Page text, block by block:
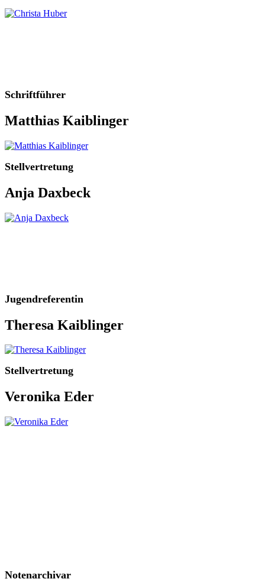
Schriftführer
Matthias Kaiblinger
Stellvertretung
Anja Daxbeck
Jugendreferentin
Theresa Kaiblinger
Stellvertretung
Veronika Eder
Notenarchivar